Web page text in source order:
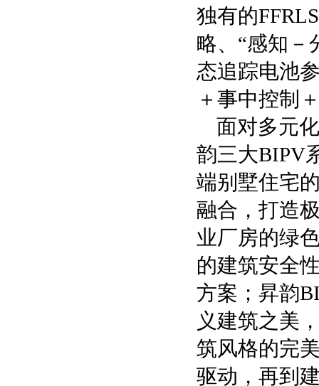
独有的
略、“感知－
态追踪电池
＋事中控制
面对多元
韵三大BIPV
端别墅住宅
融合，打造
业厂房的绿
的建筑安全
方案；昇韵
义建筑之美
筑风格的完
驱动，再到